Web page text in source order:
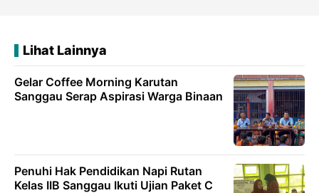
Lihat Lainnya
Gelar Coffee Morning Karutan
Sanggau Serap Aspirasi Warga Binaan
Penuhi Hak Pendidikan Napi Rutan
Kelas IIB Sanggau Ikuti Ujian Paket C